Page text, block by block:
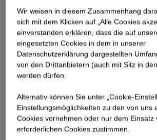
Wir weisen in diesem Zusammenhang
sich mit dem Klicken auf „Alle Cookies
ein­ver­standen erklären, dass die auf
eingesetzten Cookies in dem in unserer
Datenschutzerklärung dargestellten
von den Drittanbietern (auch mit Sitz in
werden dürfen.
Alternativ können Sie unter „Cookie-
Einstellungsmöglichkeiten zu den von uns
Cookies vornehmen oder nur dem Einsatz
erforderlichen Cookies zustimmen.